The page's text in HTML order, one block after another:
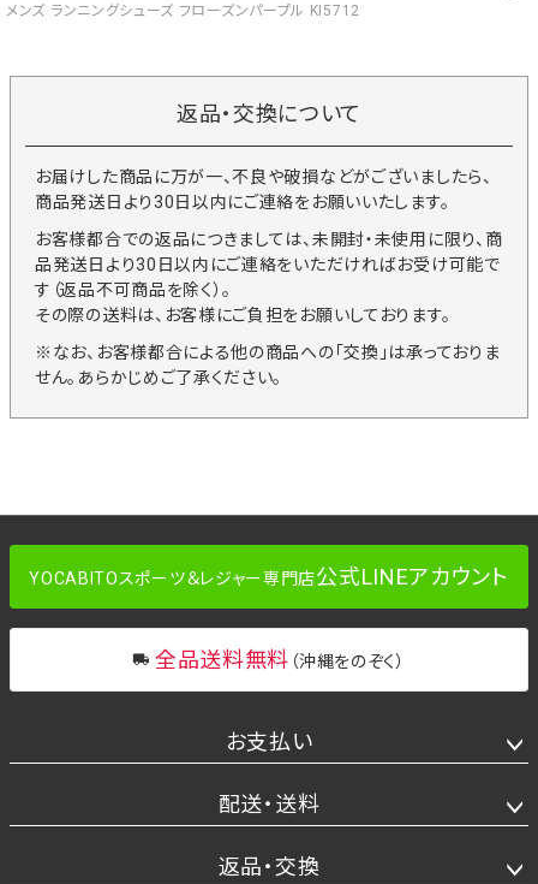
メンズ ランニングシューズ フローズンパープル KI5712
返品・交換について
お届けした商品に万が一、不良や破損などがございましたら、
商品発送日より30日以内にご連絡をお願いいたします。
お客様都合での返品につきましては、未開封・未使用に限り、商
品発送日より30日以内にご連絡をいただければお受け可能で
す（返品不可商品を除く）。
その際の送料は、お客様にご負担をお願いしております。
※なお、お客様都合による他の商品への「交換」は承っておりま
せん。あらかじめご了承ください。
YOCABITOスポーツ＆レジャー専門店公式LINEアカウント
全品送料無料 （沖縄をのぞく）
お支払い
配送・送料
返品・交換